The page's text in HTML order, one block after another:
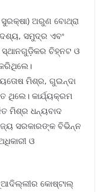
ଅରୁଣ ବୋଥ୍ରା
ସମୁଦ୍ର ଏବଂ
ସ୍ଥାନଗୁଡ଼ିକର ଚିହ୍ନଟ ଓ
ମିଶ୍ର, ଗୁଇନ୍ଦା
ଥିଲେ। କାର୍ଯ୍ୟକ୍ରମ
ମିଶ୍ର ଧନ୍ୟବାଦ
ସରକାରଙ୍କ ବିଭିନ୍ନ
ଓ
କୋଷ୍ଟାଲ୍